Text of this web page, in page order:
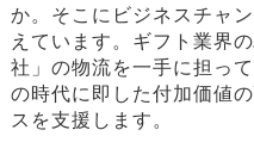
か。そこにビジネスチャ
えています。ギフト業界
社」の物流を一手に担っ
の時代に即した付加価値
スを支援します。